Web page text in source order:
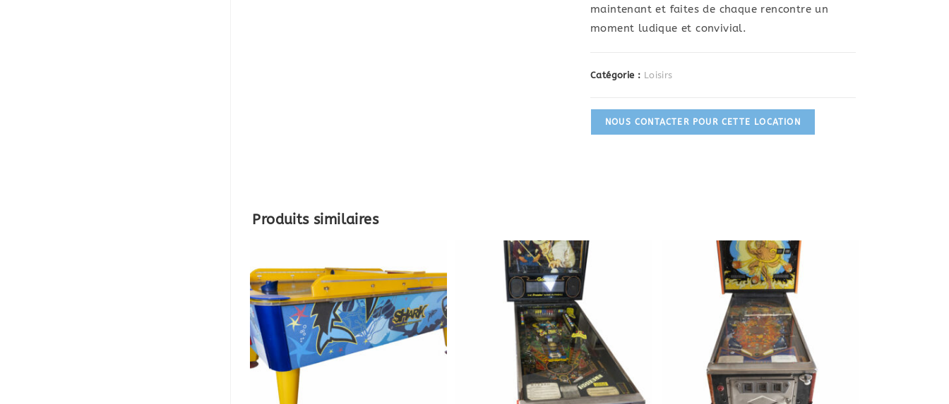
maintenant et faites de chaque rencontre un
moment ludique et convivial.
Catégorie : Loisirs
NOUS CONTACTER POUR CETTE LOCATION
Produits similaires